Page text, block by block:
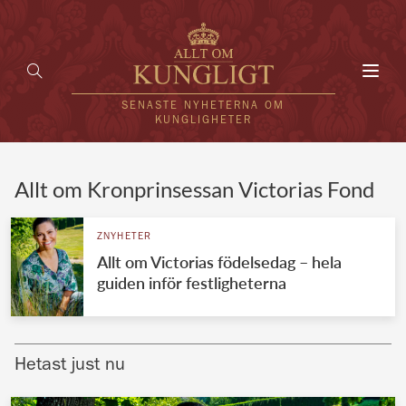
SENASTE NYHETERNA OM
KUNGLIGHETER
UTLÄNDSKT
VÄRLDENS KUNGAHUS
Brittiska kungahuset
Allt om Kronprinsessan Victorias Fond
ZNYHETER
Allt om Victorias födelsedag – hela
guiden inför festligheterna
Hetast just nu